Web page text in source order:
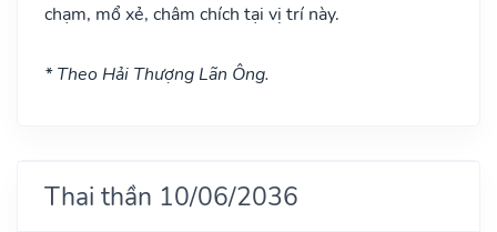
chạm, mổ xẻ, châm chích tại vị trí này.
* Theo Hải Thượng Lãn Ông.
Thai thần 10/06/2036